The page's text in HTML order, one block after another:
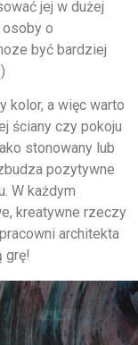
jej w dużej
osoby o
być bardziej
kolor, a więc warto
ściany czy pokoju
stonowany lub
pozytywne
W każdym
kreatywne rzeczy
architekta
grę!